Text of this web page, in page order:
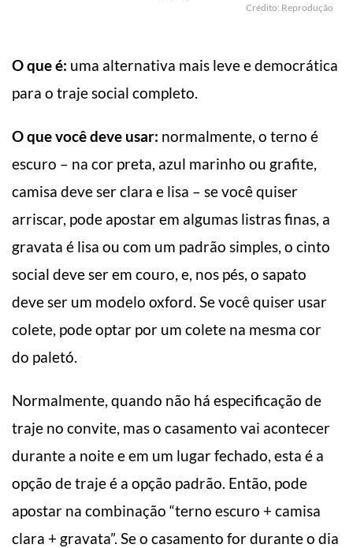
Crédito: Reprodução
O que é: uma alternativa mais leve e democrática
para o traje social completo.
O que você deve usar: normalmente, o terno é
escuro – na cor preta, azul marinho ou grafite,
camisa deve ser clara e lisa – se você quiser
arriscar, pode apostar em algumas listras finas, a
gravata é lisa ou com um padrão simples, o cinto
social deve ser em couro, e, nos pés, o sapato
deve ser um modelo oxford. Se você quiser usar
colete, pode optar por um colete na mesma cor
do paletó.
Normalmente, quando não há especificação de
traje no convite, mas o casamento vai acontecer
durante a noite e em um lugar fechado, esta é a
opção de traje é a opção padrão. Então, pode
apostar na combinação “terno escuro + camisa
clara + gravata”. Se o casamento for durante o dia